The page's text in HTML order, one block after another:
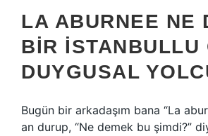
LA ABURNEE NE
BIR İSTANBULLU
DUYGUSAL
Bugün bir arkadaşım bana “La
an durup, “Ne demek bu şimdi?”